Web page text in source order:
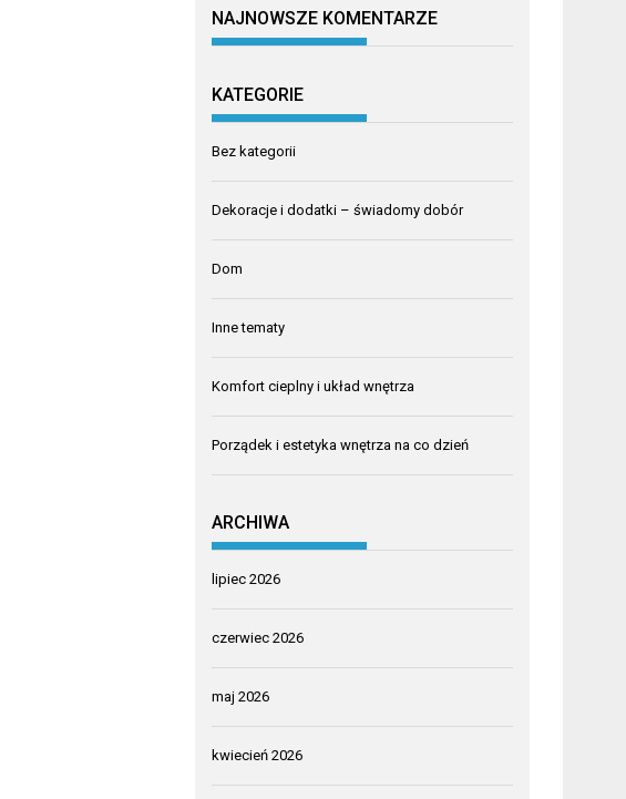
NAJNOWSZE KOMENTARZE
KATEGORIE
Bez kategorii
Dekoracje i dodatki – świadomy dobór
Dom
Inne tematy
Komfort cieplny i układ wnętrza
Porządek i estetyka wnętrza na co dzień
ARCHIWA
lipiec 2026
czerwiec 2026
maj 2026
kwiecień 2026